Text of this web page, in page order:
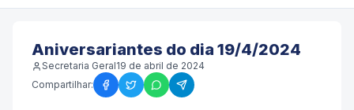
Aniversariantes do dia 19/4/2024
Secretaria Geral19 de abril de 2024
Compartilhar: